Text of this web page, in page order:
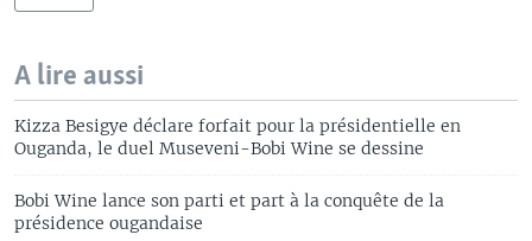
A lire aussi
Kizza Besigye déclare forfait pour la présidentielle en
Ouganda, le duel Museveni-Bobi Wine se dessine
Bobi Wine lance son parti et part à la conquête de la
présidence ougandaise